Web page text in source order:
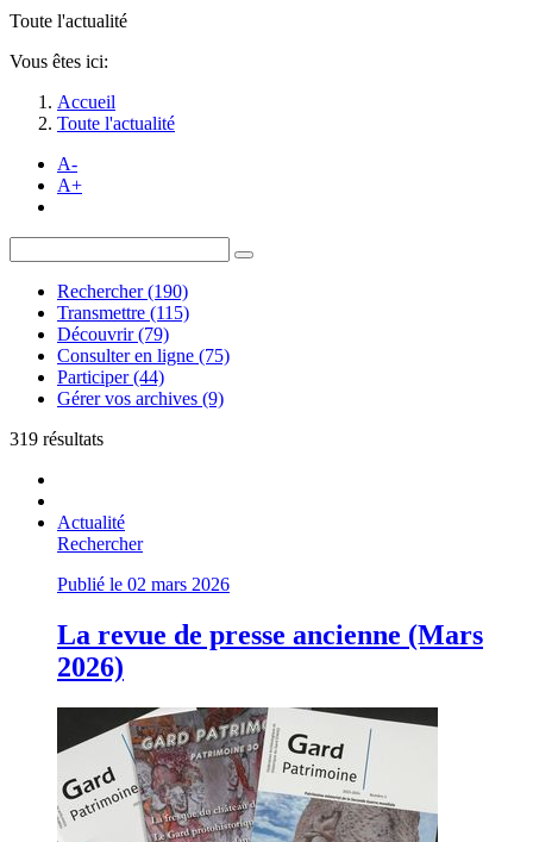
Toute l'actualité
Vous êtes ici:
Accueil
Toute l'actualité
A-
A+
Rechercher (190)
Transmettre (115)
Découvrir (79)
Consulter en ligne (75)
Participer (44)
Gérer vos archives (9)
319 résultats
Actualité
Rechercher
Publié le 02 mars 2026
La revue de presse ancienne (Mars
2026)